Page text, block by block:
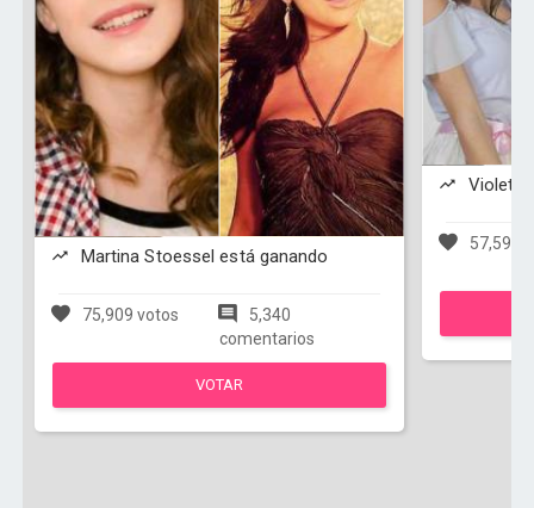
Martina Stoessel está ganando
75,909 votos
5,340
comentarios
VOTAR
Violetta
57,597